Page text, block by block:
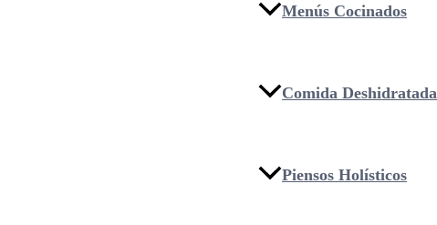
Menús Cocinados
Comida Deshidratada
Piensos Holísticos